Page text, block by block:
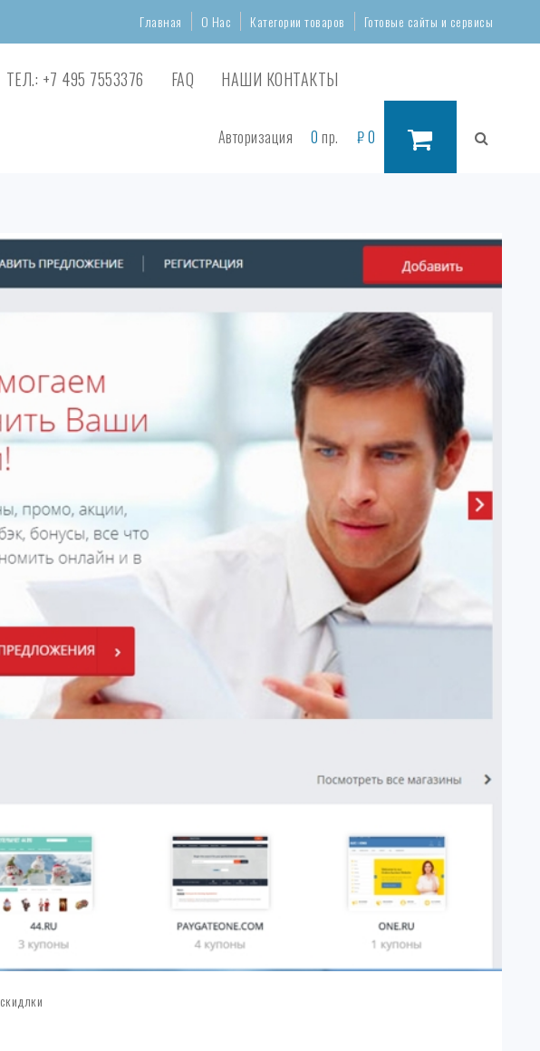
Главная О Нас Категории товаров Готовые сайты и сервисы
ТЕЛ.: +7 495 7553376 FAQ НАШИ КОНТАКТЫ
Авторизация 0 пр. ₽0
скидлки